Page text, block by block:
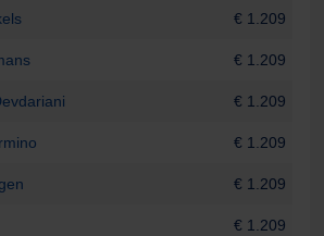
€ 1.209
€ 1.209
€ 1.209
€ 1.209
€ 1.209
€ 1.209